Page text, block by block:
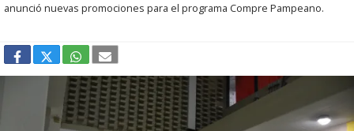
anunció nuevas promociones para el programa Compre Pampeano.